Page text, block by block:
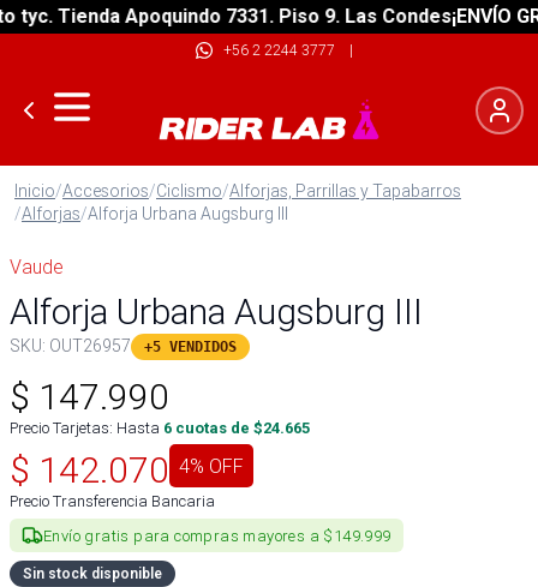
Tienda Apoquindo 7331. Piso 9. Las Condes¡ENVÍO
+56 2 2244 3777 |
Inicio/Accesorios/Ciclismo/Alforjas, Parrillas y Tapabarros
/Alforjas/Alforja Urbana Augsburg III
Vaude
Alforja Urbana Augsburg III
SKU: OUT26957 +5 VENDIDOS
$ 147.990
Precio Tarjetas: Hasta 6 cuotas de $24.665
$ 142.070 4% OFF
Precio Transferencia Bancaria
Envío gratis para compras mayores a $149.999
Sin stock disponible